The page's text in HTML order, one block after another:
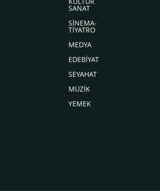
SANAT
SİNEMA-
TİYATRO
MEDYA
EDEBİYAT
SEYAHAT
MÜZİK
YEMEK